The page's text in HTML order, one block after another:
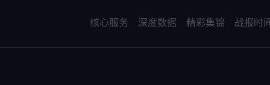
核心服务 深度数据 精彩集锦 战报时